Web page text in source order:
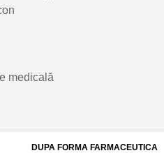
medicală
DUPA FORMA FARMACEUTICA